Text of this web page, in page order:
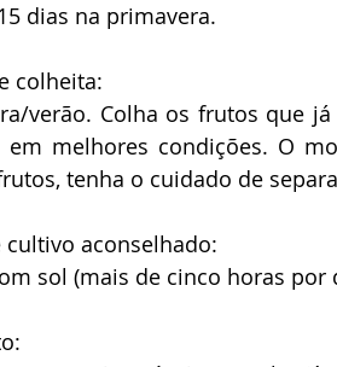
dias na primavera.
colheita:
verão. Colha os frutos que
em melhores condições. O
tenha o cuidado de
cultivo aconselhado:
sol (mais de cinco horas